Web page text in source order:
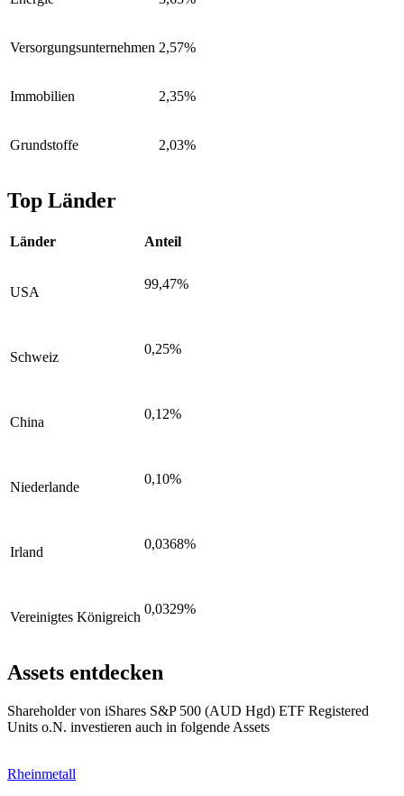
Versorgungsunternehmen 2,57%
Immobilien 2,35%
Grundstoffe 2,03%
Top Länder
Länder Anteil
USA
99,47%
Schweiz
0,25%
China
0,12%
Niederlande
0,10%
Irland
0,0368%
Vereinigtes Königreich
0,0329%
Assets entdecken
Shareholder von iShares S&P 500 (AUD Hgd) ETF Registered
Units o.N. investieren auch in folgende Assets
Rheinmetall